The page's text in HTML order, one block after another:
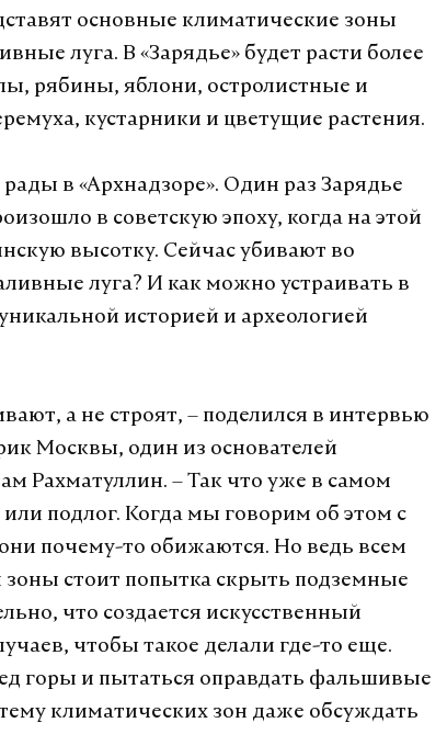
основные климатические зоны
луга. В «Зарядье» будет расти более
рябины, яблони, остролистные и
кустарники и цветущие растения.
в «Архнадзоре». Один раз Зарядье
в советскую эпоху, когда на этой
высотку. Сейчас убивают во
луга? И как можно устраивать в
историей и археологией
а не строят, – поделился в интервью
Москвы, один из основателей
Рахматуллин. – Так что уже в самом
подлог. Когда мы говорим об этом с
почему-то обижаются. Но ведь всем
зоны стоит попытка скрыть подземные
что создается искусственный
чтобы такое делали где-то еще.
горы и пытаться оправдать фальшивые
климатических зон даже обсуждать